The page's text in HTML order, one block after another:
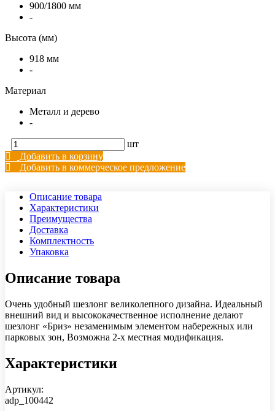
900/1800 мм
-
Высота (мм)
918 мм
-
Материал
Металл и дерево
-
шт
Добавить в корзину
Добавить в коммерческое предложение
Описание товара
Характеристики
Преимущества
Доставка
Комплектность
Упаковка
Описание товара
Очень удобный шезлонг великолепного дизайна. Идеальный
внешний вид и высококачественное исполнение делают
шезлонг «Бриз» незаменимым элементом набережных или
парковых зон, Возможна 2-х местная модификация.
Характеристики
Артикул:
adp_100442